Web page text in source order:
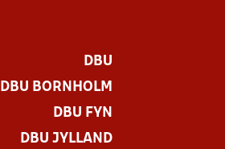
DBU
DBU BORNHOLM
DBU FYN
DBU JYLLAND